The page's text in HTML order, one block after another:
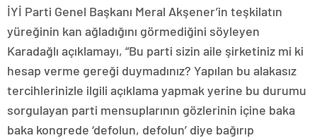
İYİ Parti Genel Başkanı Meral Akşener’in teşkilatın
yüreğinin kan ağladığını görmediğini söyleyen
Karadağlı açıklamayı, “Bu parti sizin aile şirketiniz mi ki
hesap verme gereği duymadınız? Yapılan bu alakasız
tercihlerinizle ilgili açıklama yapmak yerine bu durumu
sorgulayan parti mensuplarının gözlerinin içine baka
baka kongrede ‘defolun, defolun’ diye bağırıp